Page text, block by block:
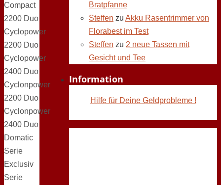
Compact
2200 Duo
Cyclopower
2200 Duo
Cyclopower
2400 Duo
Cyclonpower
2200 Duo
Cyclonpower
2400 Duo
Domatic
Serie
Exclusiv
Serie
Bratpfanne
Steffen zu Akku Rasentrimmer von
Florabest im Test
Steffen zu 2 neue Tassen mit
Gesicht und Tee
Information
Hilfe für Deine Geldprobleme !